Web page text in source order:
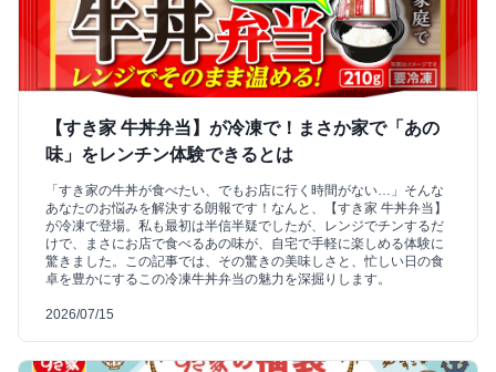
【すき家 牛丼弁当】が冷凍で！まさか家で「あの
味」をレンチン体験できるとは
「すき家の牛丼が食べたい、でもお店に行く時間がない…」そんな
あなたのお悩みを解決する朗報です！なんと、【すき家 牛丼弁当】
が冷凍で登場。私も最初は半信半疑でしたが、レンジでチンするだ
けで、まさにお店で食べるあの味が、自宅で手軽に楽しめる体験に
驚きました。この記事では、その驚きの美味しさと、忙しい日の食
卓を豊かにするこの冷凍牛丼弁当の魅力を深掘りします。
2026/07/15